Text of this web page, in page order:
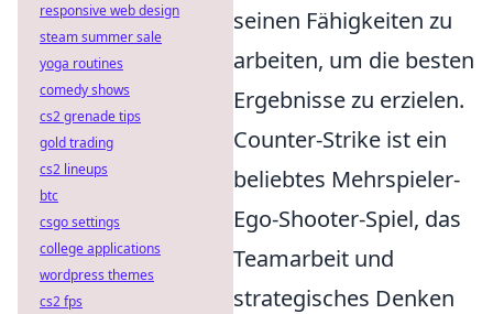
seinen Fähigkeiten zu
arbeiten, um die besten
Ergebnisse zu erzielen.
Counter-Strike ist ein
beliebtes Mehrspieler-
Ego-Shooter-Spiel, das
Teamarbeit und
strategisches Denken
responsive web design
steam summer sale
yoga routines
comedy shows
cs2 grenade tips
gold trading
cs2 lineups
btc
csgo settings
college applications
wordpress themes
cs2 fps